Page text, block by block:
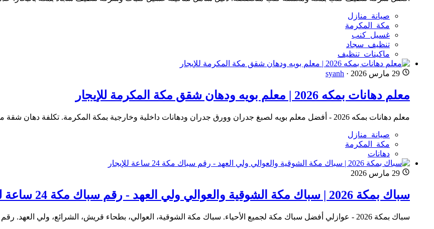
صيانة_منازل
مكة_المكرمة
غسيل_كنب
تنظيف_سجاد
ماكينات_تنظيف
29 مارس 2026 ·
syanh
معلم دهانات بمكه 2026 | معلم بويه ودهان شقق مكة المكرمة للإيجار
معلم دهانات بمكه 2026 - أفضل معلم بويه لصبغ جدران وورق جدران ودهانات داخلية وخارجية بمكة المكرمة. تكلفة دهان شقة مكة بأسعار تنافسية وضمان - اتصل الآن!
صيانة_منازل
مكة_المكرمة
دهانات
29 مارس 2026
سباك بمكة 2026 | سباك مكة الشوقية والعوالي ولي العهد - رقم سباك مكة 24 ساعة للإيجار
سباك بمكة 2026 - عوازلي أفضل سباك مكة لجميع الأحياء. سباك مكة الشوقية، العوالي، بطحاء قريش، الشرائع، ولي العهد. رقم سباك مكة للطوارئ. توصيل غاز مكة الشوقية - اتصل الآن!